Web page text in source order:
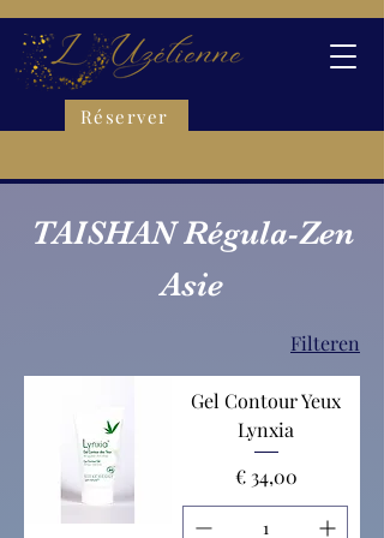
Réserver
TAISHAN Régula-Zen
Asie
Filteren
Gel Contour Yeux
Lynxia
Prijs
€ 34,00